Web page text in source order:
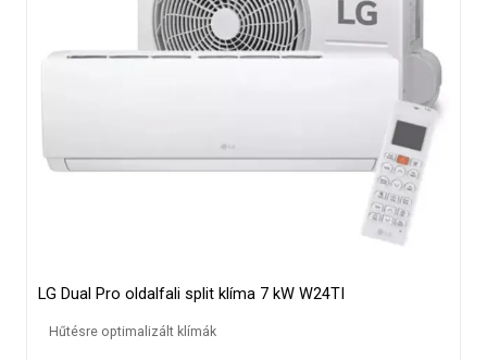
LG Dual Pro oldalfali split klíma 7 kW W24TI
Hűtésre optimalizált klímák